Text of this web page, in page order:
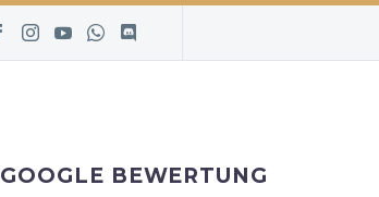
GOOGLE BEWERTUNG